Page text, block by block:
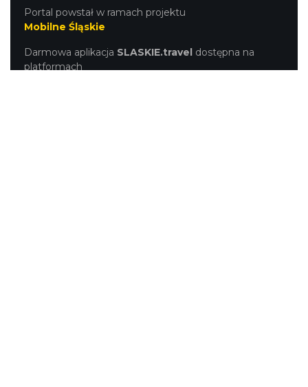
Portal powstał w ramach projektu
Mobilne Śląskie
Darmowa aplikacja SLASKIE.travel dostępna na
platformach